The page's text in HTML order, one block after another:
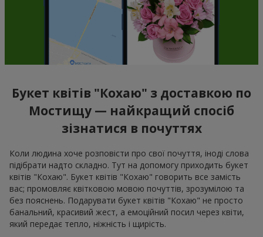
Букет квітів "Кохаю" з доставкою по
Мостищу — найкращий спосіб
зізнатися в почуттях
Коли людина хоче розповісти про свої почуття, іноді слова
підібрати надто складно. Тут на допомогу приходить букет
квітів "Кохаю". Букет квітів "Кохаю" говорить все замість
вас; промовляє квітковою мовою почуттів, зрозумілою та
без пояснень. Подарувати букет квітів "Кохаю" не просто
банальний, красивий жест, а емоційний посил через квіти,
який передає тепло, ніжність і щирість.